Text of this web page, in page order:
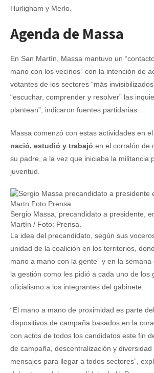
Hurligham y Merlo.
Agenda de Massa
En San Martín, Massa mantuvo un
mano con los vecinos” con la intención de
votantes de los sectores “más
“escuchar, comprender y resolver” las
plantean”, indicaron fuentes partidarias.
Massa comenzó con estas actividades en el
nació, estudió y trabajó en el corralón de
su padre, a la vez que iniciaba la militancia
juventud.
Sergio Massa, precandidato a presidente,
Martín / Foto: Prensa.
La idea del precandidato, según sus
unidad de la coalición en los territorios,
mano a mano con la gente” y en la
la gestión como les pidió a cada uno de los
oficialismo a los integrantes del gabinete.
“El mano a mano de proximidad es parte
dispositivos de campaña basados en la
con actos de todos los candidatos este fin
de campaña, descentralización y
mensajes para llegar a todos sectores”,